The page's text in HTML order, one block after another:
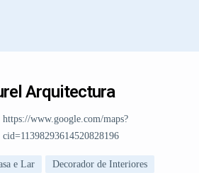
Arquitectura
https://www.google.com/maps?
cid=11398293614520828196
e Lar Decorador de Interiores